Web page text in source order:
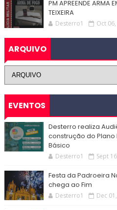
PM APREENDE ARMA
TEIXEIRA
Desterro1 Oct 06,
ARQUIVO
EVENTOS
Desterro realiza
construção do
Básico
Desterro1 Sept
Festa da Padroeira
chega ao Fim
Desterro1 Dec